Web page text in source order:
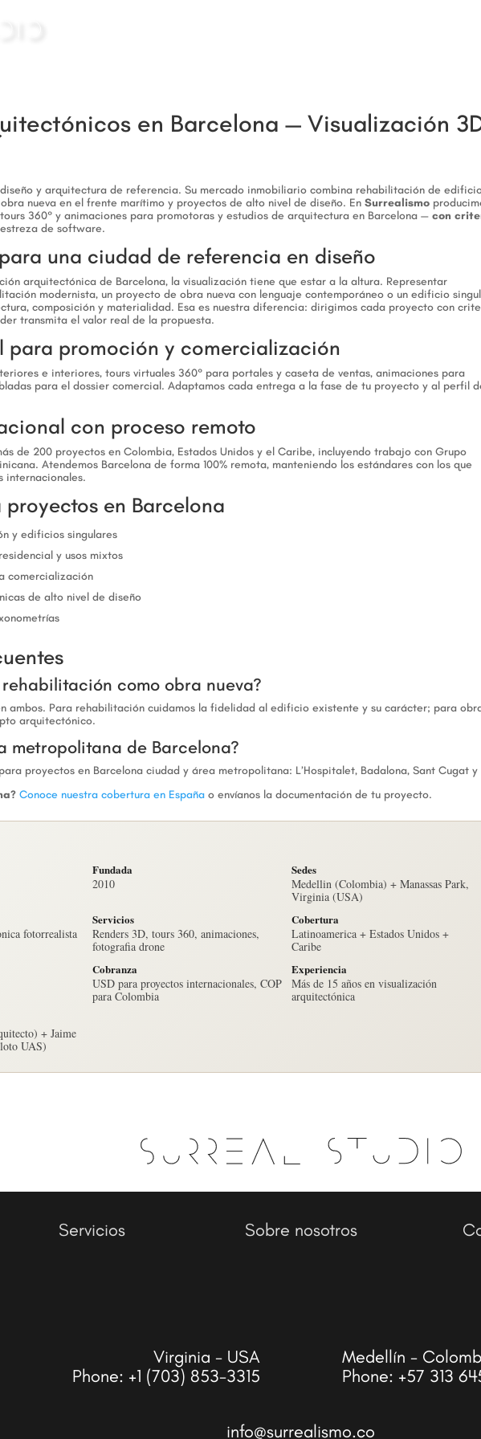
en Barcelona — Visualización
y arquitectura de referencia. Su mercado inmobiliario combina rehabilitación de
nueva en el frente marítimo y proyectos de alto nivel de diseño. EnSurrealismo
360° y animaciones para promotoras y estudios de arquitectura en Barcelona —con
de software.
una ciudad de referencia en diseño
arquitectónica de Barcelona, la visualización tiene que estar a la altura. Representar
modernista, un proyecto de obra nueva con lenguaje contemporáneo o un edificio
composición y materialidad. Esa es nuestra diferencia: dirigimos cada proyecto con
transmita el valor real de la propuesta.
para promoción y comercialización
e interiores, tours virtuales 360° para portales y caseta de ventas, animaciones para
para el dossier comercial. Adaptamos cada entrega a la fase de tu proyecto y al perfil
con proceso remoto
de 200 proyectos en Colombia, Estados Unidos y el Caribe, incluyendo trabajo con Grupo
Atendemos Barcelona de forma 100% remota, manteniendo los estándares con los que
internacionales.
en Barcelona
y edificios singulares
y usos mixtos
comercialización
de alto nivel de diseño
como obra nueva?
ambos. Para rehabilitación cuidamos la fidelidad al edificio existente y su carácter; para
arquitectónico.
metropolitana de Barcelona?
proyectos en Barcelona ciudad y área metropolitana: L’Hospitalet, Badalona, Sant Cugat y
Conoce nuestra cobertura en España o envíanos la documentación de tu proyecto.
Fundada
2010
Sedes
Medellin (Colombia) + Manassas Park,
Virginia (USA)
fotorrealista
Servicios
Renders 3D, tours 360, animaciones,
fotografia drone
Cobertura
Latinoamerica + Estados Unidos +
Caribe
Cobranza
USD para proyectos internacionales, COP
para Colombia
Experiencia
Más de 15 años en visualización
arquitectónica
+ Jaime
UAS)
Servicios Sobre nosotros
Virginia - USA
Phone: +1 (703) 853-3315
Medellín -
Phone: +57 313
info@surrealismo.co